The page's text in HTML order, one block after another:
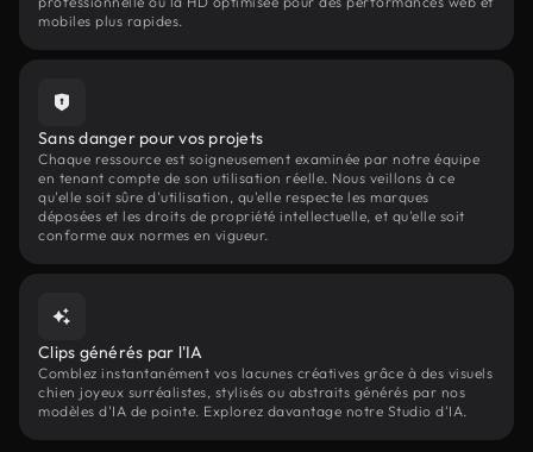
mobiles plus rapides.
Sans danger pour vos projets
Chaque ressource est soigneusement examinée par notre équipe
en tenant compte de son utilisation réelle. Nous veillons à ce
qu'elle soit sûre d'utilisation, qu'elle respecte les marques
déposées et les droits de propriété intellectuelle, et qu'elle soit
conforme aux normes en vigueur.
Clips générés par l'IA
Comblez instantanément vos lacunes créatives grâce à des visuels
chien joyeux surréalistes, stylisés ou abstraits générés par nos
modèles d'IA de pointe. Explorez davantage notre Studio d'IA.